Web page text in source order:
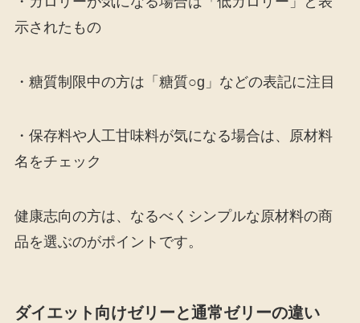
示されたもの
・糖質制限中の方は「糖質○g」などの表記に注目
・保存料や人工甘味料が気になる場合は、原材料
名をチェック
健康志向の方は、なるべくシンプルな原材料の商
品を選ぶのがポイントです。
ダイエット向けゼリーと通常ゼリーの違い